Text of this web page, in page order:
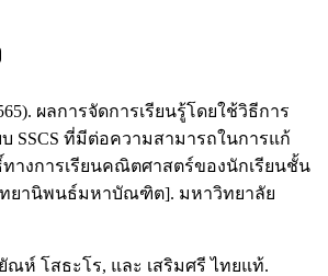
ผลการจัดการเรียนรู้โดยใช้วิธีการ
SSCS ที่มีต่อความสามารถในการแก้
างการเรียนคณิตศาสตร์ของนักเรียนชั้น
ยานิพนธ์มหาบัณฑิต]. มหาวิทยาลัย
ณห์ โสธะโร, และ เสริมศรี ไทยแท้.